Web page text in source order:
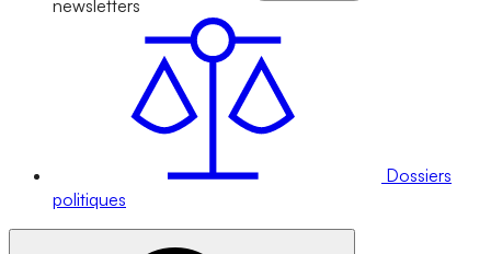
newsletters
Dossiers
politiques